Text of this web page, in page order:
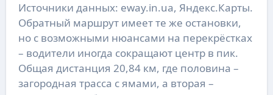
Источники данных: eway.in.ua, Яндекс.Карты.
Обратный маршрут имеет те же остановки,
но с возможными нюансами на перекрёстках
– водители иногда сокращают центр в пик.
Общая дистанция 20,84 км, где половина –
загородная трасса с ямами, а вторая –